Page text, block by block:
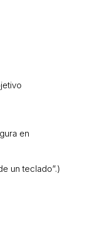
en
un teclado”.)